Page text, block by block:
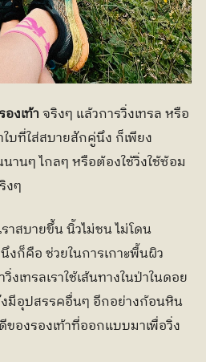
งเท้า จริงๆ แล้วการวิ่งเทรล หรือ
บที่ใส่สบายสักคู่นึง ก็เพียง
านๆ ไกลๆ หรือต้องใช้วิ่งใช้ซ้อม
งๆ
าสบายขึ้น นิ้วไม่ชน ไม่โดน
งก็คือ ช่วยในการเกาะพื้นผิว
งเทรลเราใช้เส้นทางในป่าในดอย
มีอุปสรรคอื่นๆ อีกอย่างก้อนหิน
องรองเท้าที่ออกแบบมาเพื่อวิ่ง